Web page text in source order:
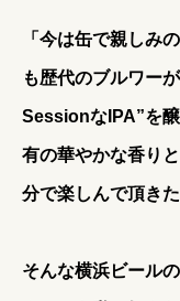
「今は缶で親しみ
も歴代のブルワー
SessionなIPA”を
有の華やかな香り
分で楽しんで頂きた
そんな横浜ビール